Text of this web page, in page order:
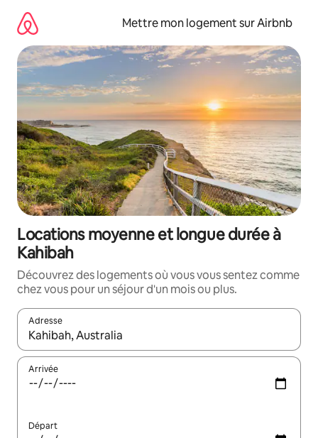
directement
contenu
Mettre mon logement sur Airbnb
Locations moyenne et longue durée à
Kahibah
Découvrez des logements où vous vous sentez comme
chez vous pour un séjour d'un mois ou plus.
Adresse
Lorsque les résultats s'affichent, utilisez les flèches vers le
Arrivée
Départ